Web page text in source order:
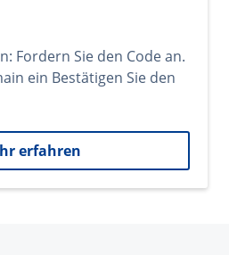
Fordern Sie den Code an.
ein Bestätigen Sie den
erfahren